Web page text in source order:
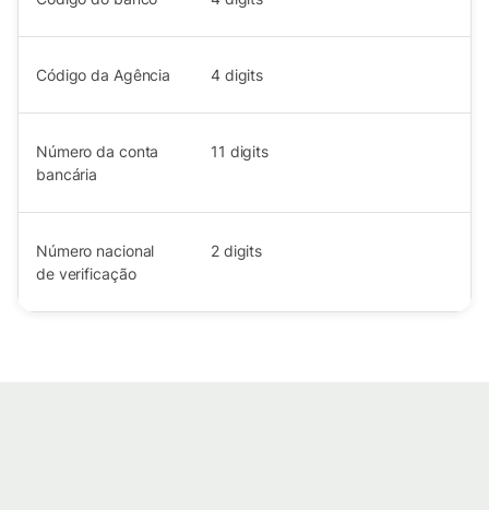
Código da Agência 4 digits
Número da conta
bancária
11 digits
Número nacional
de verificação
2 digits